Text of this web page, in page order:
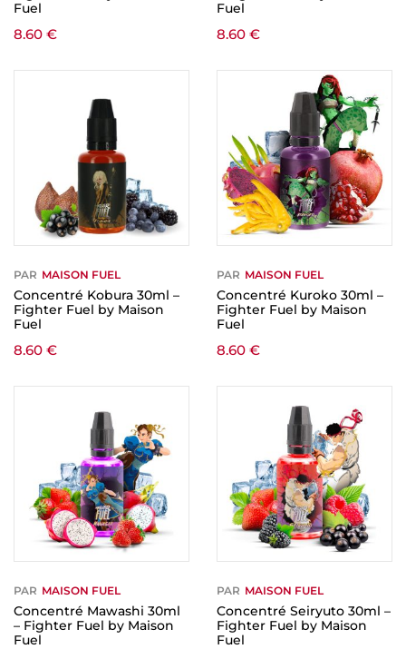
Fuel
8.60 €
Fuel
8.60 €
PAR MAISON FUEL
Concentré Kobura 30ml –
Fighter Fuel by Maison
Fuel
8.60 €
PAR MAISON FUEL
Concentré Kuroko 30ml –
Fighter Fuel by Maison
Fuel
8.60 €
PAR MAISON FUEL
Concentré Mawashi 30ml
– Fighter Fuel by Maison
Fuel
PAR MAISON FUEL
Concentré Seiryuto 30ml –
Fighter Fuel by Maison
Fuel